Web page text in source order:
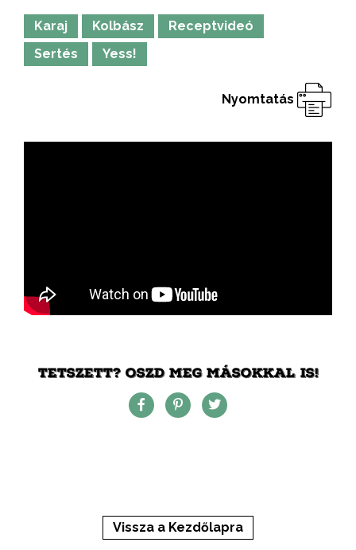
Karaj Kolbász
Receptvideó
Sertés
Yess!
Nyomtatás
TETSZETT? OSZD MEG MÁSOKKAL IS!
Vissza a Kezdőlapra